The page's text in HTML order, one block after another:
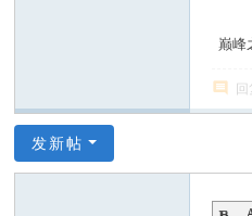
巅峰
发新帖